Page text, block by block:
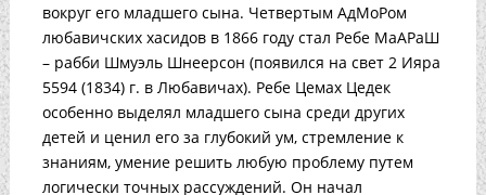
вокруг его младшего сына. Четвертым АдМоРом
любавичских хасидов в 1866 году стал Ребе МаАРаШ
– рабби Шмуэль Шнеерсон (появился на свет 2 Ияра
5594 (1834) г. в Любавичах). Ребе Цемах Цедек
особенно выделял младшего сына среди других
детей и ценил его за глубокий ум, стремление к
знаниям, умение решить любую проблему путем
логически точных рассуждений. Он начал